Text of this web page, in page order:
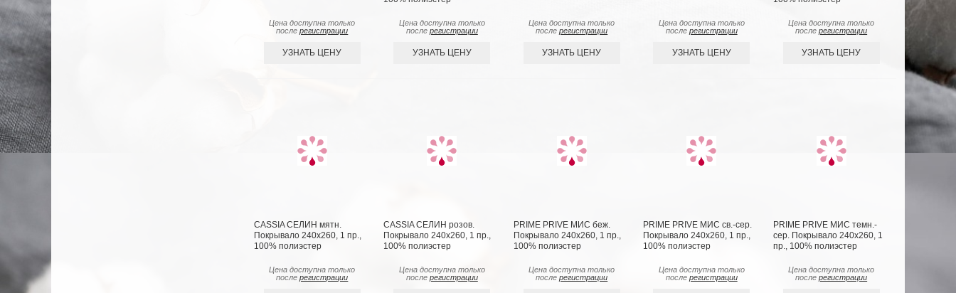
Цена доступна только
послерегистрации
УЗНАТЬ ЦЕНУ
Цена доступна только
после регистрации
УЗНАТЬ ЦЕНУ
Цена доступна только
послерегистрации
УЗНАТЬ ЦЕНУ
Цена доступна только
после регистрации
УЗНАТЬ ЦЕНУ
Цена доступна только
послерегистрации
УЗНАТЬ ЦЕНУ
CASSIA СЕЛИН мятн.
Покрывало 240х260, 1 пр.,
100% полиэстер
Цена доступна только
послерегистрации
CASSIA СЕЛИН розов.
Покрывало 240х260, 1 пр.,
100% полиэстер
Цена доступна только
после регистрации
PRIME PRIVE МИС беж.
Покрывало 240х260, 1 пр.,
100% полиэстер
Цена доступна только
послерегистрации
PRIME PRIVE МИС св.-сер.
Покрывало 240х260, 1 пр.,
100% полиэстер
Цена доступна только
после регистрации
PRIME PRIVE МИС темн.-
сер. Покрывало 240х260, 1
пр., 100% полиэстер
Цена доступна только
послерегистрации